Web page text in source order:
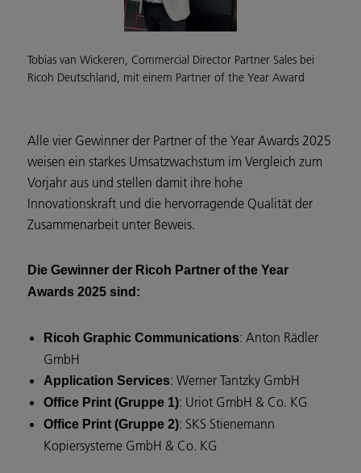
Tobias van Wickeren, Commercial Director Partner Sales bei
Ricoh Deutschland, mit einem Partner of the Year Award
Alle vier Gewinner der Partner of the Year Awards 2025
weisen ein starkes Umsatzwachstum im Vergleich zum
Vorjahr aus und stellen damit ihre hohe
Innovationskraft und die hervorragende Qualität der
Zusammenarbeit unter Beweis.
Die Gewinner der Ricoh Partner of the Year
Awards 2025 sind:
Ricoh Graphic Communications: Anton Rädler
GmbH
Application Services: Werner Tantzky GmbH
Office Print (Gruppe 1): Uriot GmbH & Co. KG
Office Print (Gruppe 2): SKS Stienemann
Kopiersysteme GmbH & Co. KG